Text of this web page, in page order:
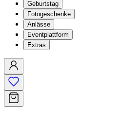
Geburtstag
Fotogeschenke
Anlässe
Eventplattform
Extras